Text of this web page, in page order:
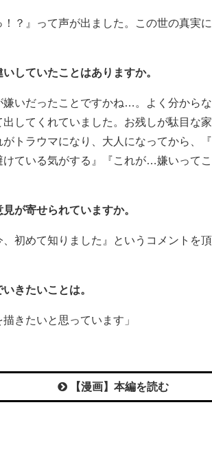
？』って声が出ました。この世の真実
していたことはありますか。
いだったことですかね…。よく分から
してくれていました。お残しが駄目な
トラウマになり、大人になってから、
ている気がする』『これが…嫌いって
が寄せられていますか。
初めて知りました』というコメントを
きたいことは。
きたいと思っています」
【漫画】本編を読む